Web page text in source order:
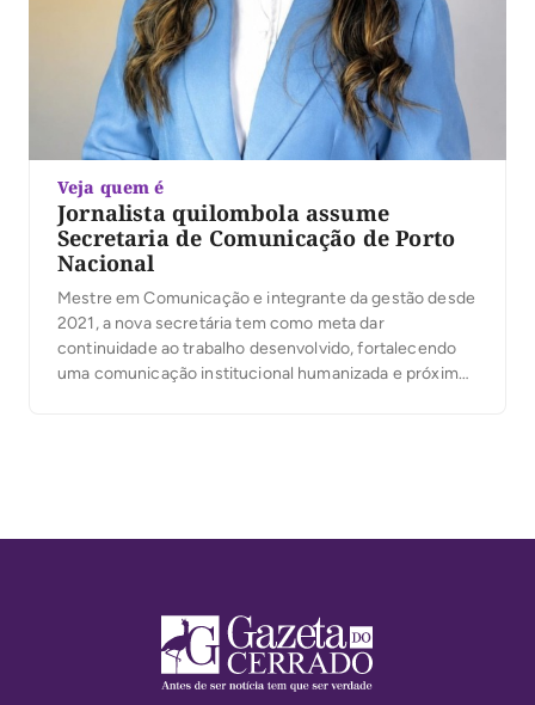
Veja quem é
Jornalista quilombola assume
Secretaria de Comunicação de Porto
Nacional
Mestre em Comunicação e integrante da gestão desde
2021, a nova secretária tem como meta dar
continuidade ao trabalho desenvolvido, fortalecendo
uma comunicação institucional humanizada e próxima